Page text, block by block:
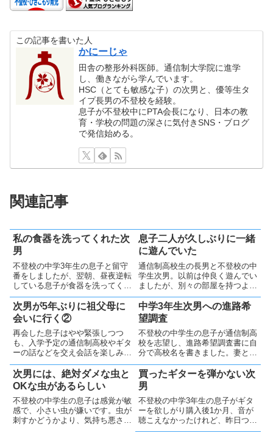
この記事を書いた人
かにーじゃ
田舎の整形外科医師。通信制大学院に進学
し、働きながら学んでいます。
HSC（とても敏感な子）の次男と、優等生タ
イプ長男の不登校を経験。
息子が不登校中にPTA会長になり、日本の教
育・学校の問題の深さに気付きSNS・ブログ
で発信始める。
関連記事
私の食器を洗ってくれた次
男
不登校の中学3年生の息子と留守
番をしましたが、翌朝、昼夜逆転
している息子が食器を洗ってくれ
てありました。自主的な行動には
経験とエネルギーが重要で、適度
に褒めることも大切です。朝から
気持ちの良い出来事でした。
息子二人が久しぶりに一緒
に遊んでいた
通信制高校生の長男と不登校の中
学生次男。以前は仲良く遊んでい
ましたが、別々の部屋を持つよう
になり疎遠に。最近、久しぶりに
二人でプラモデルを作る姿を見
て、親として嬉しく思いました。
家族の絆と健康が何より大切だと
思っています。
次男が5年ぶりに祖父母に
会いに行く②
再会した息子はやや緊張しつつ
も、入学予定の通信制高校やギタ
ーの話などを交え会話を楽しみま
した。祖父母と孫の写真も撮影
し、温かい時間を過ごし、息子に
とっても貴重な機会となったにち
がいありません。
中学3年生次男への進路希
望調査
不登校の中学生の息子が通信制高
校を志望し、進路希望調査書に自
分で高校名を書きました。妻と私
も驚きましたし、入学後の勉強に
も不安を感じています。でも、前
向きな気持ちを大切にしながらサ
ポートしていきたいと思います。
次男には、絶対ダメな虫と
OKな虫があるらしい
不登校の中学生の息子は感覚が敏
感で、小さい虫が嫌いです。虫が
刺すかどうかより、気持ち悪さを
買ったギターを弾かない次
男
不登校の中学3年生の息子がギタ
ーを欲しがり購入後1か月、音が
聴こえなかったけれど、昨日つい
に練習を始めたようです。親とし